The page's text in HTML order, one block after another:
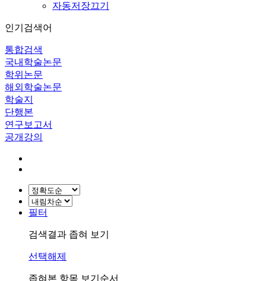
자동저장끄기
인기검색어
통합검색
국내학술논문
학위논문
해외학술논문
학술지
단행본
연구보고서
공개강의
필터
검색결과 좁혀 보기
선택해제
좁혀본 항목 보기순서